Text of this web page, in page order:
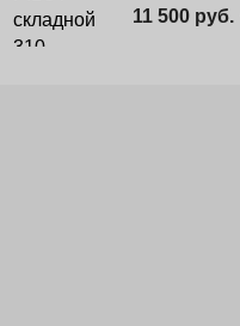
11 500 руб.